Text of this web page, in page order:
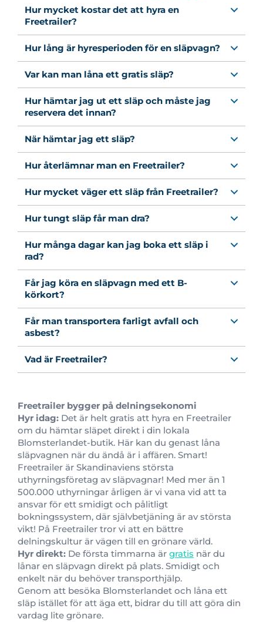
Hur mycket kostar det att hyra en
Freetrailer?
Hur lång är hyresperioden för en släpvagn?
Var kan man låna ett gratis släp?
Hur hämtar jag ut ett släp och måste jag
reservera det innan?
När hämtar jag ett släp?
Hur återlämnar man en Freetrailer?
Hur mycket väger ett släp från Freetrailer?
Hur tungt släp får man dra?
Hur många dagar kan jag boka ett släp i
rad?
Får jag köra en släpvagn med ett B-
körkort?
Får man transportera farligt avfall och
asbest?
Vad är Freetrailer?
Freetrailer bygger på delningsekonomi
Hyr idag: Det är helt gratis att hyra en Freetrailer
om du hämtar släpet direkt i din lokala
Blomsterlandet-butik. Här kan du genast låna
släpvagnen när du ändå är i affären. Smart!
Freetrailer är Skandinaviens största
uthyrningsföretag av släpvagnar! Med mer än 1
500.000 uthyrningar årligen är vi vana vid att ta
ansvar för ett smidigt och pålitligt
bokningssystem, där självbetjäning är av största
vikt! På Freetrailer tror vi att en bättre
delningskultur är vägen till en grönare värld.
Hyr direkt: De första timmarna är gratis när du
lånar en släpvagn direkt på plats. Smidigt och
enkelt när du behöver transporthjälp.
Genom att besöka Blomsterlandet och låna ett
släp istället för att äga ett, bidrar du till att göra din
vardag lite grönare.